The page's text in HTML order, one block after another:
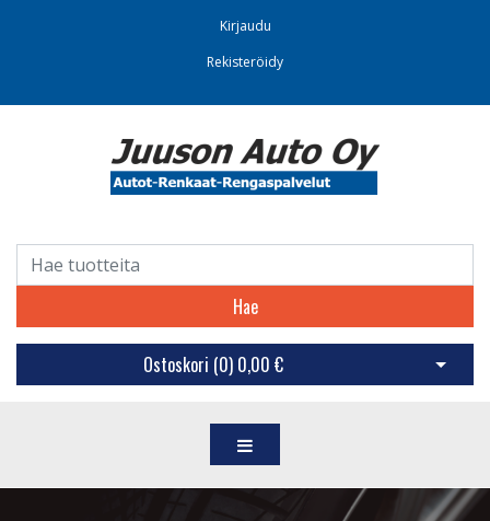
Kirjaudu
Rekisteröidy
Hae
Ostoskori (0) 0,00 € Avaa